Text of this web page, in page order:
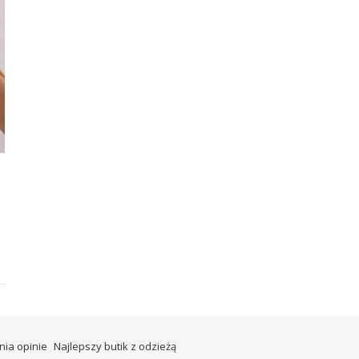
opinie Najlepszy butik z odzieżą